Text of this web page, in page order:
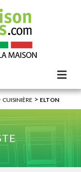
CUISINIÈRE > ELTON